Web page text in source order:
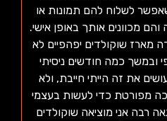
לשלוח להם תמונות או
מכוונים אותך באופן אישי.
מארז שוקולדים יפהפיים לא
ובמשך כמה חודשים ניסיתי
את זה הייתי חייבת, ולא
מפורטת כדי לעשות בעצמי
רבה אני מוציאה שוקולדים